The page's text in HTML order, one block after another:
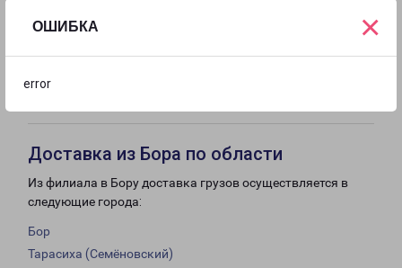
ОШИБКА
error
×
18:00
Доставка из Бора по области
Из филиала в Бору доставка грузов осуществляется в
следующие города:
Бор
Тарасиха (Семёновский)